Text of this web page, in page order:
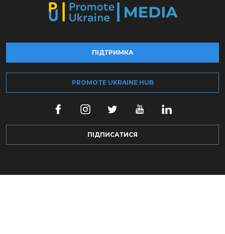
ПІДТРИМКА
PROMOTE UKRAINE HUB
ПІДПИСАТИСЯ